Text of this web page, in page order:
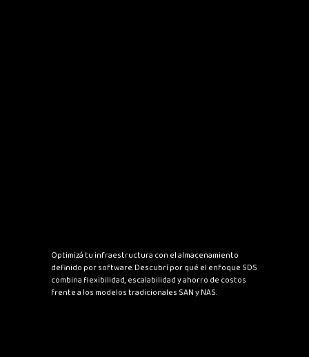
Optimizá tu infraestructura con el almacenamiento
definido por software. Descubrí por qué el enfoque SDS
combina flexibilidad, escalabilidad y ahorro de costos
frente a los modelos tradicionales SAN y NAS.